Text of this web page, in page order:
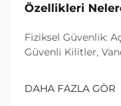
Özellikleri
Fiziksel Güvenlik:
Güvenli Kilitler,
girmeye çalışan
korumaya ihtiyaç
DAHA FAZLA GÖR